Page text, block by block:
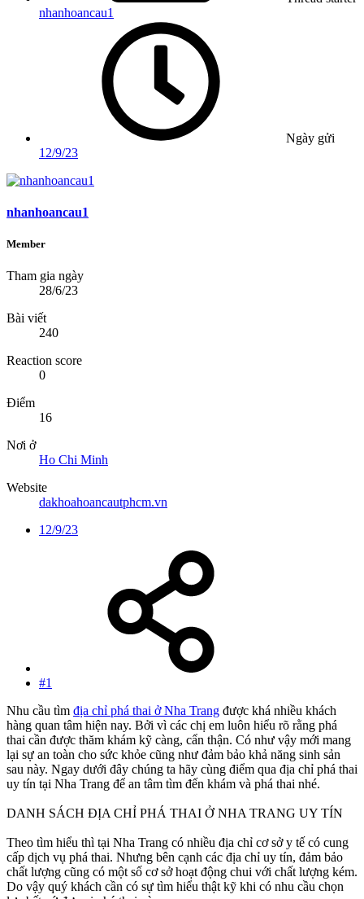
nhanhoancau1
Ngày gửi
12/9/23
nhanhoancau1
Member
Tham gia ngày
28/6/23
Bài viết
240
Reaction score
0
Điểm
16
Nơi ở
Ho Chi Minh
Website
dakhoahoancautphcm.vn
12/9/23
#1
Nhu cầu tìm địa chỉ phá thai ở Nha Trang được khá nhiều khách
hàng quan tâm hiện nay. Bởi vì các chị em luôn hiểu rõ rằng phá
thai cần được thăm khám kỹ càng, cẩn thận. Có như vậy mới mang
lại sự an toàn cho sức khỏe cũng như đảm bảo khả năng sinh sản
sau này. Ngay dưới đây chúng ta hãy cùng điểm qua địa chỉ phá thai
uy tín tại Nha Trang để an tâm tìm đến khám và phá thai nhé.
DANH SÁCH ĐỊA CHỈ PHÁ THAI Ở NHA TRANG UY TÍN
Theo tìm hiểu thì tại Nha Trang có nhiều địa chỉ cơ sở y tế có cung
cấp dịch vụ phá thai. Nhưng bên cạnh các địa chỉ uy tín, đảm bảo
chất lượng cũng có một số cơ sở hoạt động chui với chất lượng kém.
Do vậy quý khách cần có sự tìm hiểu thật kỹ khi có nhu cầu chọn